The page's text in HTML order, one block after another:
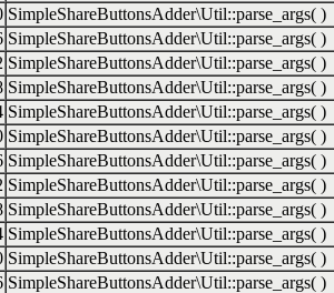
SimpleShareButtonsAdder\Util::parse_args( )
SimpleShareButtonsAdder\Util::parse_args( )
SimpleShareButtonsAdder\Util::parse_args( )
SimpleShareButtonsAdder\Util::parse_args( )
SimpleShareButtonsAdder\Util::parse_args( )
SimpleShareButtonsAdder\Util::parse_args( )
SimpleShareButtonsAdder\Util::parse_args( )
SimpleShareButtonsAdder\Util::parse_args( )
SimpleShareButtonsAdder\Util::parse_args( )
SimpleShareButtonsAdder\Util::parse_args( )
SimpleShareButtonsAdder\Util::parse_args( )
SimpleShareButtonsAdder\Util::parse_args( )